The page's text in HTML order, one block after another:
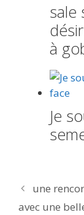
sale
à
Je
Navigation
des
une
avec une